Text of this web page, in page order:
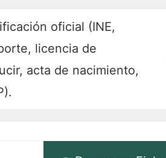
oficial (INE,
licencia de
acta de nacimiento,